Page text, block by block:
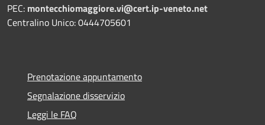
PEC: montecchiomaggiore.vi@cert.ip-veneto.net
Centralino Unico: 0444705601
Prenotazione appuntamento
Segnalazione disservizio
Leggi le FAQ